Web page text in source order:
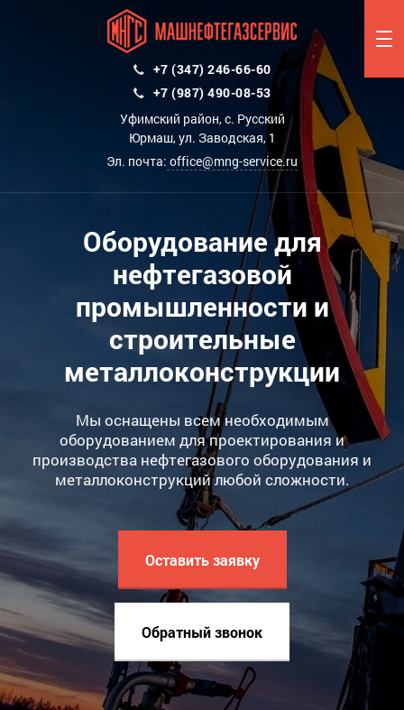
+7 (347) 246-66-60
+7 (987) 490-08-53
Уфимский район, с. Русский
Юрмаш, ул. Заводская, 1
Эл. почта: office@mng-service.ru
Оборудование для
нефтегазовой
промышленности и
строительные
металлоконструкции
Мы оснащены всем необходимым
оборудованием для проектирования и
производства нефтегазового оборудования и
металлоконструкций любой сложности.
Оставить заявку
Обратный звонок